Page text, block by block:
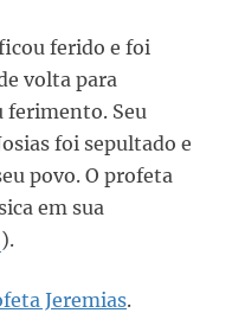
ferido e foi
volta para
ferimento. Seu
foi sepultado e
povo. O profeta
em sua
).
Jeremias.